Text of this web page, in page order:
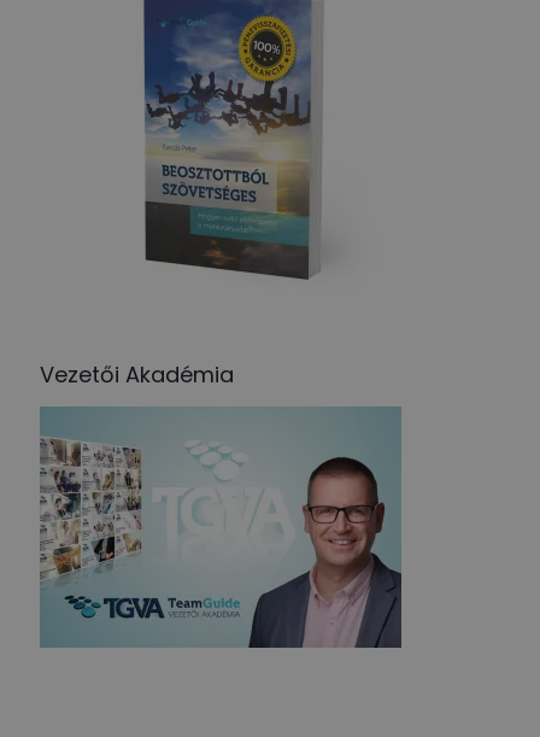
Vezetői Akadémia